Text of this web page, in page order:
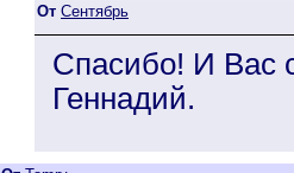
От Сентябрь
Спасибо! И Вас
Геннадий.